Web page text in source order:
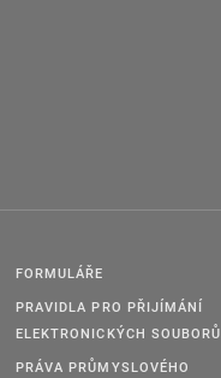
FORMULÁŘE
PRAVIDLA PRO PŘIJÍMÁNÍ
ELEKTRONICKÝCH SOUBORŮ
PRÁVA PRŮMYSLOVÉHO